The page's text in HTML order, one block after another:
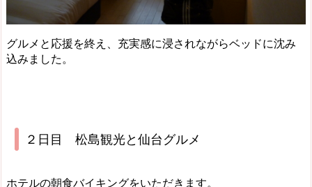
グルメと応援を終え、充実感に浸されながらベッドに沈み
込みました。
２日目 松島観光と仙台グルメ
ホテルの朝食バイキングをいただきます。